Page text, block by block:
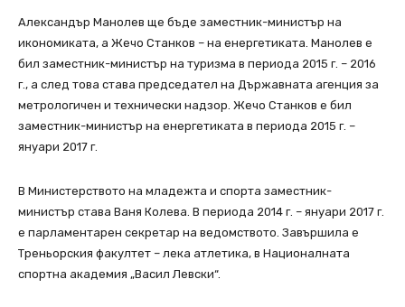
Александър Манолев ще бъде заместник-министър на
икономиката, а Жечо Станков – на енергетиката. Манолев е
бил заместник-министър на туризма в периода 2015 г. – 2016
г., а след това става председател на Държавната агенция за
метрологичен и технически надзор. Жечо Станков е бил
заместник-министър на енергетиката в периода 2015 г. –
януари 2017 г.
В Министерството на младежта и спорта заместник-
министър става Ваня Колева. В периода 2014 г. – януари 2017 г.
е парламентарен секретар на ведомството. Завършила е
Треньорския факултет – лека атлетика, в Националната
спортна академия „Васил Левски“.